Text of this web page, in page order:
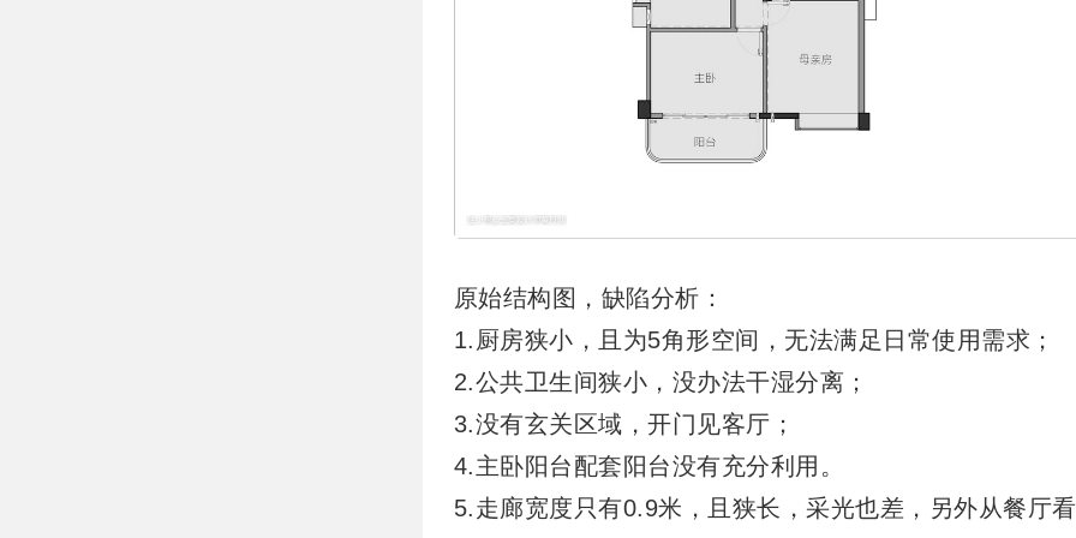
原始结构图，缺陷分析：
1.厨房狭小，且为5角形空间，无法满足日常使用需求；
2.公共卫生间狭小，没办法干湿分离；
3.没有玄关区域，开门见客厅；
4.主卧阳台配套阳台没有充分利用。
5.走廊宽度只有0.9米，且狭长，采光也差，另外从餐厅